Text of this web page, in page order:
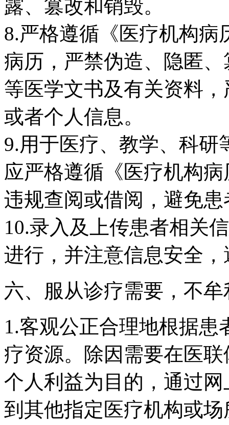
露、篡改和销毁。
8.严格遵循《医疗机构
病历，严禁伪造、隐匿
等医学文书及有关资料
或者个人信息。
9.用于医疗、教学、科
应严格遵循《医疗机构
违规查阅或借阅，避免
10.录入及上传患者相关
进行，并注意信息安全
六、服从诊疗需要，不
1.客观公正合理地根据
疗资源。除因需要在医
个人利益为目的，通过
到其他指定医疗机构或